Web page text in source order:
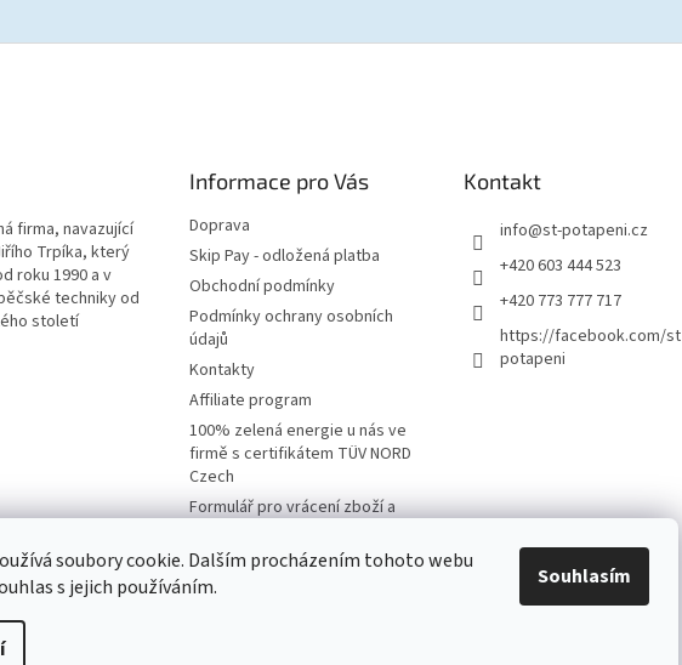
soubory cookie. Dalším procházením tohoto webu
s jejich používáním.
Souhlasím
firma, navazující
Trpíka, který
roku 1990 a v
techniky od
století
Informace pro Vás
Doprava
Skip Pay - odložená platba
Obchodní podmínky
Podmínky ochrany osobních
údajů
Kontakty
Affiliate program
100% zelená energie u nás ve
firmě s certifikátem TÜV NORD
Czech
Formulář pro vrácení zboží a
Moje objednávka
Kontakt
info@st-potapeni.cz
+420 603 444 523
+420 773 777 717
https://facebook.com/st
potapeni